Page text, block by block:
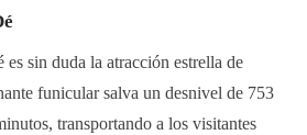
sin duda la atracción estrella de
funicular salva un desnivel de 753
transportando a los visitantes